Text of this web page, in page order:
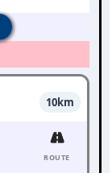
10km
ROUTE